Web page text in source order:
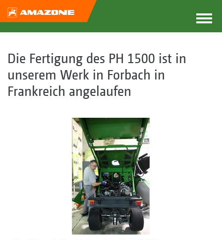
Die Fertigung des PH 1500 ist in
unserem Werk in Forbach in
Frankreich angelaufen